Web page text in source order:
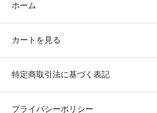
ホーム
カートを見る
特定商取引法に基づく表記
プライバシーポリシー